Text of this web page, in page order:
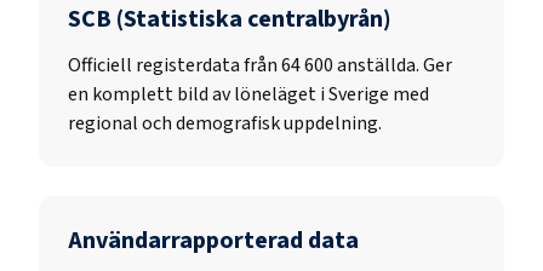
SCB (Statistiska centralbyrån)
Officiell registerdata från64 600anställda. Ger
en komplett bild av löneläget i Sverige med
regional och demografisk uppdelning.
Användarrapporterad data